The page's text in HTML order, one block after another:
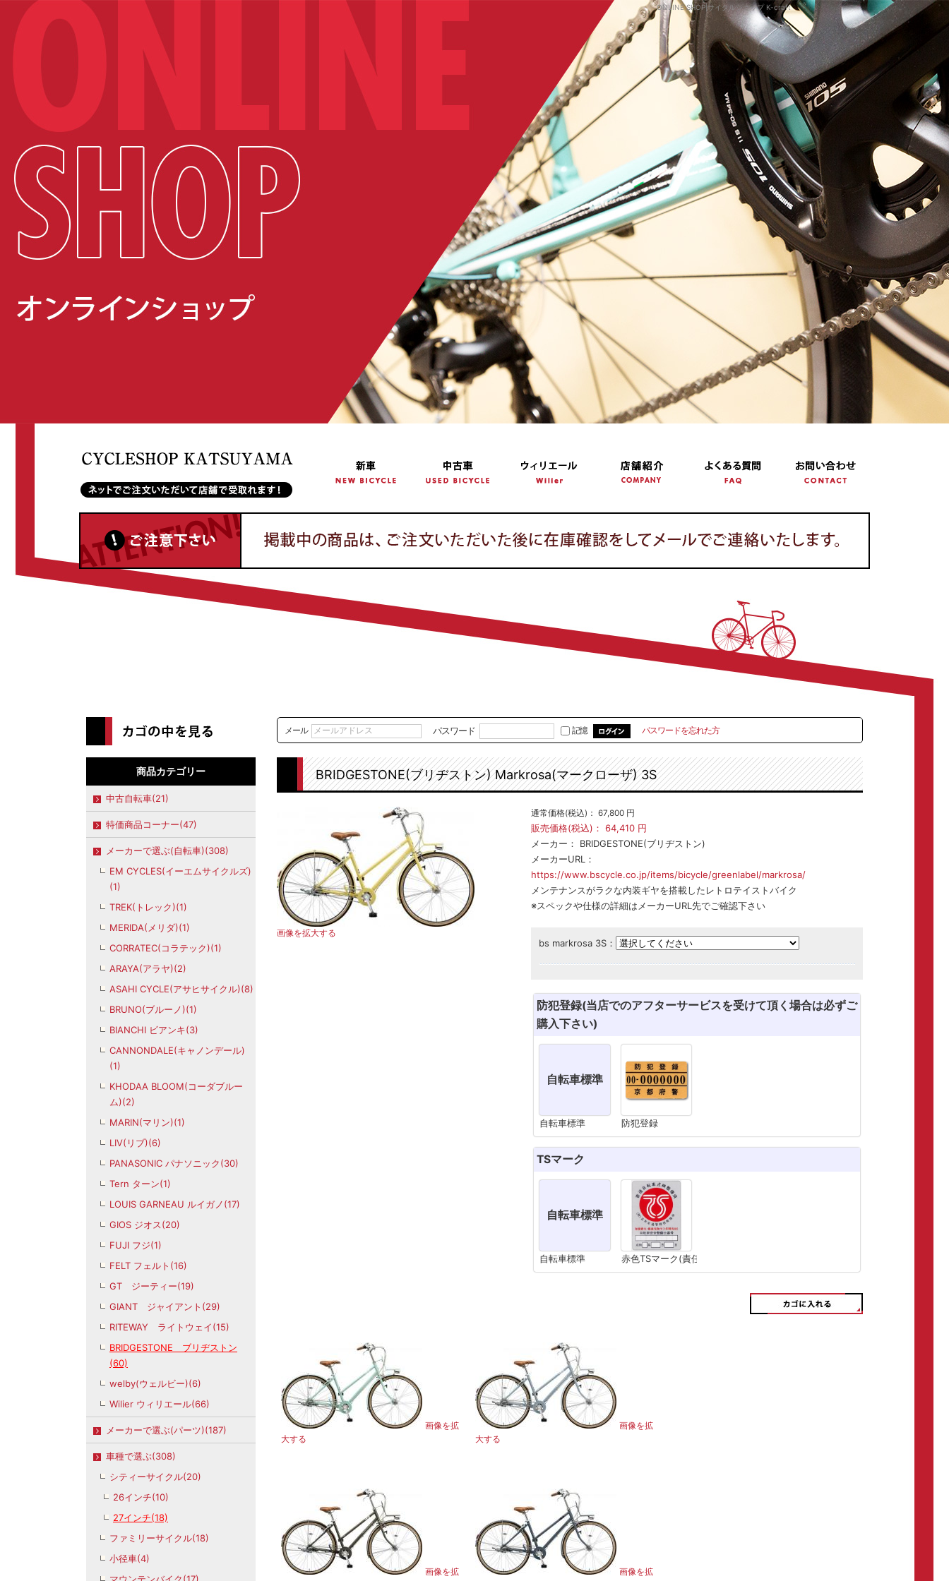
ONLINE SHOP|サイクルショップ K-craft
商品カテゴリー
中古自転車(21)
特価商品コーナー(47)
メーカーで選ぶ(自転車)(308)
EM CYCLES(イーエムサイクルズ)
(1)
TREK(トレック)(1)
MERIDA(メリダ)(1)
CORRATEC(コラテック)(1)
ARAYA(アラヤ)(2)
ASAHI CYCLE(アサヒサイクル)(8)
BRUNO(ブルーノ)(1)
BIANCHI ビアンキ(3)
CANNONDALE(キャノンデール)
(1)
KHODAA BLOOM(コーダブルー
ム)(2)
MARIN(マリン)(1)
LIV(リブ)(6)
PANASONIC パナソニック(30)
Tern ターン(1)
LOUIS GARNEAU ルイガノ(17)
GIOS ジオス(20)
FUJI フジ(1)
FELT フェルト(16)
GT ジーティー(19)
GIANT ジャイアント(29)
RITEWAY ライトウェイ(15)
BRIDGESTONE ブリヂストン
(60)
welby(ウェルビー)(6)
Wilier ウィリエール(66)
メーカーで選ぶ(パーツ)(187)
車種で選ぶ(308)
シティーサイクル(20)
26インチ(10)
27インチ(18)
ファミリーサイクル(18)
小径車(4)
メール パスワード 記憶 パスワードを忘れた方
BRIDGESTONE(ブリヂストン) Markrosa(マークローザ) 3S
画像を拡大する
通常価格(税込)： 67,800 円
販売価格(税込)： 64,410 円
メーカー：
BRIDGESTONE(ブリヂストン)
メーカーURL：
https://www.bscycle.co.jp/items/bicycle/greenlabel/markrosa/
メンテナンスがラクな内装ギヤを搭載したレトロテイストバイク
※スペックや仕様の詳細はメーカーURL先でご確認下さい
bs markrosa 3S：
防犯登録(当店でのアフターサービスを受けて頂く場合は必ずご
購入下さい)
自転車標準
自転車標準 防犯登録
TSマーク
自転車標準
自転車標準 赤色TSマーク(責任賠償保険)
画像を拡
大する
画像を拡
大する
画像を拡
画像を拡